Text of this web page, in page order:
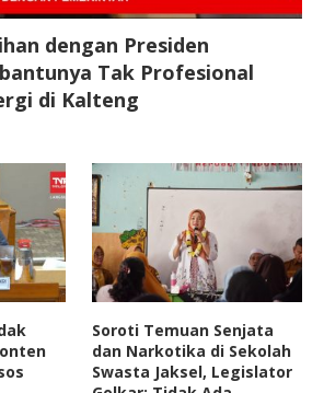
dengan Presiden
Tak Profesional
di Kalteng
Soroti Temuan Senjata
dan Narkotika di Sekolah
Swasta Jaksel, Legislator